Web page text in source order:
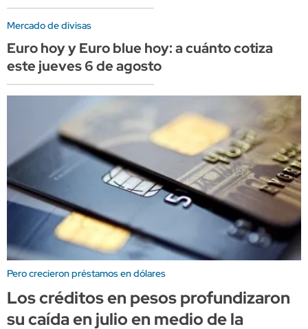
Mercado de divisas
Euro hoy y Euro blue hoy: a cuánto cotiza
este jueves 6 de agosto
Pero crecieron préstamos en dólares
Los créditos en pesos profundizaron
su caída en julio en medio de la